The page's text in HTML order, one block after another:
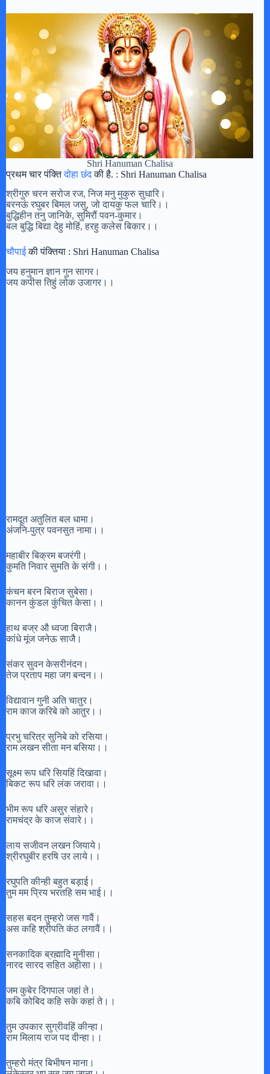
Shri Hanuman Chalisa
प्रथम चार पंक्तिदोहा छंदकी है. : Shri Hanuman Chalisa
श्रीगुरु चरन सरोज रज, निज मनु मुकुरु सुधारि।
बरनऊं रघुबर बिमल जसु, जो दायकु फल चारि।।
बुद्धिहीन तनु जानिके, सुमिरौं पवन-कुमार।
बल बुद्धि बिद्या देहु मोहिं, हरहु कलेस बिकार।।
चौपाईकी पंक्तिया : Shri Hanuman Chalisa
जय हनुमान ज्ञान गुन सागर।
जय कपीस तिहुं लोक उजागर।।
रामदूत अतुलित बल धामा।
अंजनि-पुत्र पवनसुत नामा।।
महाबीर बिक्रम बजरंगी।
कुमति निवार सुमति के संगी।।
कंचन बरन बिराज सुबेसा।
कानन कुंडल कुंचित केसा।।
हाथ बज्र औ ध्वजा बिराजै।
कांधे मूंज जनेऊ साजै।
संकर सुवन केसरीनंदन।
तेज प्रताप महा जग बन्दन।।
विद्यावान गुनी अति चातुर।
राम काज करिबे को आतुर।।
प्रभु चरित्र सुनिबे को रसिया।
राम लखन सीता मन बसिया।।
सूक्ष्म रूप धरि सियहिं दिखावा।
बिकट रूप धरि लंक जरावा।।
भीम रूप धरि असुर संहारे।
रामचंद्र के काज संवारे।।
लाय सजीवन लखन जियाये।
श्रीरघुबीर हरषि उर लाये।।
रघुपति कीन्ही बहुत बड़ाई।
तुम मम प्रिय भरतहि सम भाई।।
सहस बदन तुम्हरो जस गावैं।
अस कहि श्रीपति कंठ लगावैं।।
सनकादिक ब्रह्मादि मुनीसा।
नारद सारद सहित अहीसा।।
जम कुबेर दिगपाल जहां ते।
कबि कोबिद कहि सके कहां ते।।
तुम उपकार सुग्रीवहिं कीन्हा।
राम मिलाय राज पद दीन्हा।।
तुम्हरो मंत्र बिभीषन माना।